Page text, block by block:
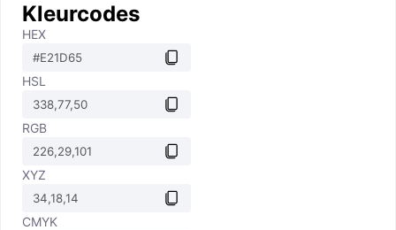
Kleurcodes
HEX
HSL
RGB
XYZ
CMYK